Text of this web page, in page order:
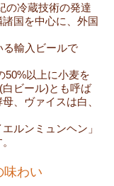
の冷蔵技術の発達
国を中心に、外国
る輸入ビールで
50%以上に小麦を
ビール)とも呼ば
、ヴァイスは白、
ルンミュンヘン」
味わい